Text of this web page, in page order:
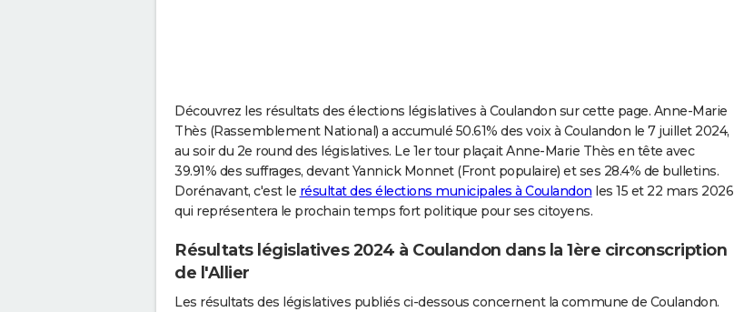
Découvrez les résultats des élections législatives à Coulandon sur cette page. Anne-Marie
Thès (Rassemblement National) a accumulé 50.61% des voix à Coulandon le 7 juillet 2024,
au soir du 2e round des législatives. Le 1er tour plaçait Anne-Marie Thès en tête avec
39.91% des suffrages, devant Yannick Monnet (Front populaire) et ses 28.4% de bulletins.
Dorénavant, c'est le résultat des élections municipales à Coulandon les 15 et 22 mars 2026
qui représentera le prochain temps fort politique pour ses citoyens.
Résultats législatives 2024 à Coulandon dans la 1ère circonscription
de l'Allier
Les résultats des législatives publiés ci-dessous concernent la commune de Coulandon.